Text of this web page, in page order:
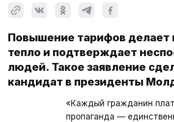
Повышение тарифов делает
тепло и подтверждает
людей. Такое заявление
кандидат в президенты
«Каждый гражданин
пропаганда —